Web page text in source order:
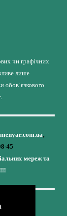
чи графічних
лише
,
45
мереж та